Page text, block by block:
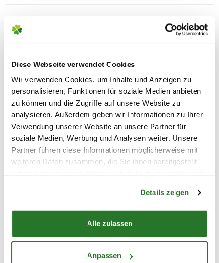
Diese Webseite verwendet Cookies
Wir verwenden Cookies, um Inhalte und Anzeigen zu
personalisieren, Funktionen für soziale Medien anbieten
zu können und die Zugriffe auf unsere Website zu
analysieren. Außerdem geben wir Informationen zu Ihrer
Verwendung unserer Website an unsere Partner für
soziale Medien, Werbung und Analysen weiter. Unsere
Partner führen diese Informationen möglicherweise mit
weiteren Daten zusammen, die Sie ihnen bereitgestellt
Details zeigen
Alle zulassen
Anpassen
BOTTROP
CASTROP-RAUXEL
DATTELN
DINS­LAKEN
DORM­AGEN